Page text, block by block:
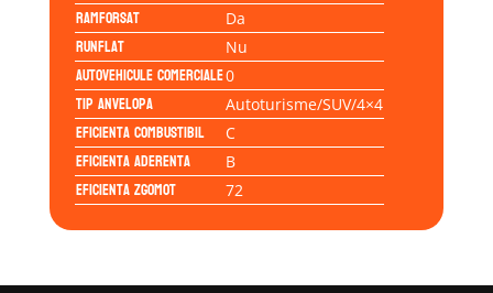
Ramforsat Da
Runflat Nu
Autovehicule comerciale0
Tip anvelopa Autoturisme/SUV/4×4
Eficienta Combustibil C
Eficienta Aderenta B
Eficienta Zgomot 72